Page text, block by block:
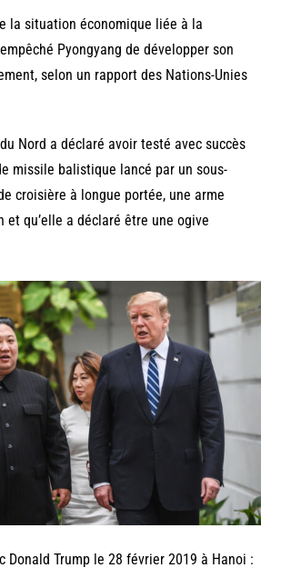
la situation économique liée à la
Pyongyang de développer son
selon un rapport des Nations-Unies
Nord a déclaré avoir testé avec succès
missile balistique lancé par un sous-
croisière à longue portée, une arme
et qu’elle a déclaré être une ogive
Donald Trump le 28 février 2019 à Hanoi :